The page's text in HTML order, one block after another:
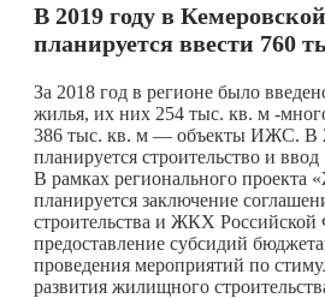
В 2019 году в
планируется ввести 760
За 2018 год в регионе было
жилья, их них 254 тыс. кв. м -
386 тыс. кв. м — объекты ИЖС. В
планируется строительство и
В рамках регионального проекта
планируется заключение
строительства и ЖКХ Российской
предоставление субсидий
проведения мероприятий по
развития жилищного